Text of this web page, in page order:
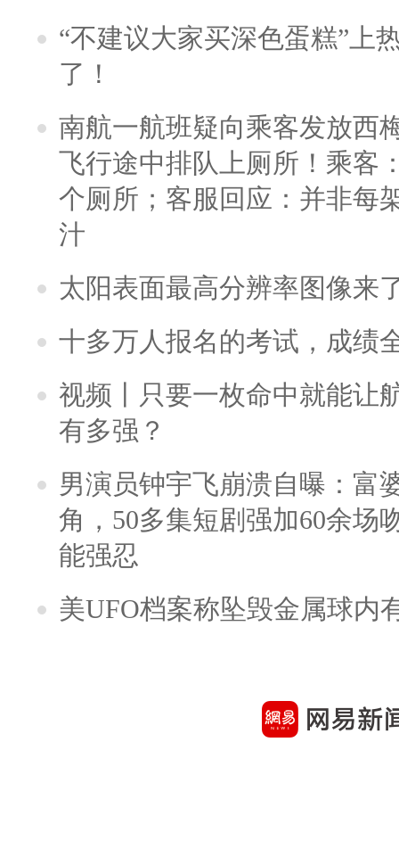
“不建议大家买深色蛋糕”上
了！
南航一航班疑向乘客发放西
飞行途中排队上厕所！乘客
个厕所；客服回应：并非每
汁
太阳表面最高分辨率图像来
十多万人报名的考试，成绩
视频丨只要一枚命中就能让
有多强？
男演员钟宇飞崩溃自曝：富
角，50多集短剧强加60余场
能强忍
美UFO档案称坠毁金属球内